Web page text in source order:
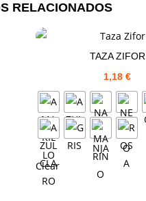
RELACIONADOS
TAZA ZIFOR
1,18€
Clear